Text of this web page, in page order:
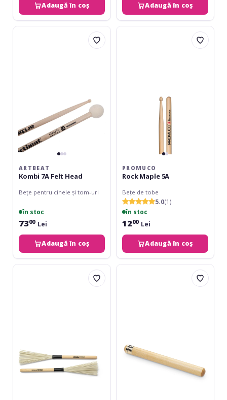
Adaugă în coș Adaugă în coș
Artbeat
ARTBEAT
Kombi 7A Felt Head
Bețe pentru cinele și tom-uri
în stoc
7300 Lei
Adaugă în coș
Promuco
PROMUCO
Rock Maple 5A
Bețe de tobe
5.0(1)
în stoc
1200 Lei
Adaugă în coș
Rohema
Latin